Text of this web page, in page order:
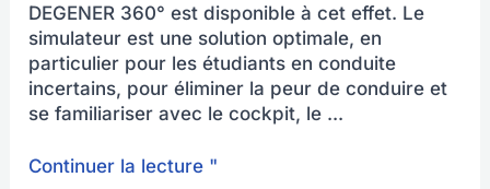
DEGENER 360° est disponible à cet effet. Le
simulateur est une solution optimale, en
particulier pour les étudiants en conduite
incertains, pour éliminer la peur de conduire et
se familiariser avec le cockpit, le ...
Continuer la lecture "